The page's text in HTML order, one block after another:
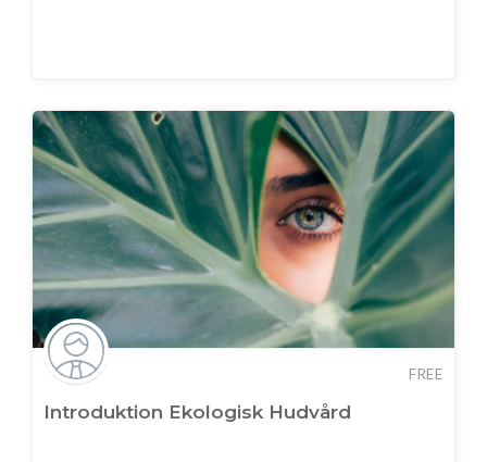
FREE
Introduktion Ekologisk Hudvård